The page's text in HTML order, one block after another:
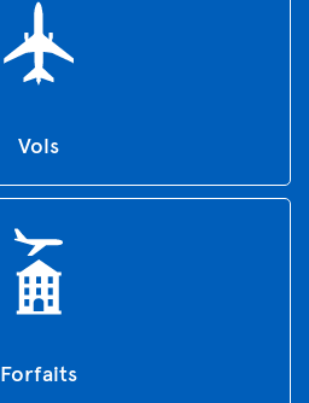
Vols
Forfaits